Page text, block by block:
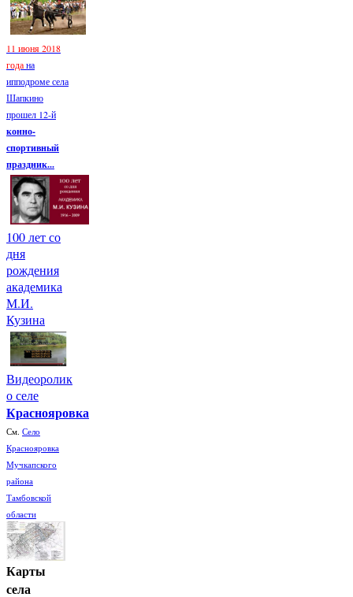
11 июня 2018
годана
ипподроме села
Шапкино
прошел 12-й
конно-
спортивный
праздник...
100 лет со
дня
рождения
академика
М.И.
Кузина
Видеоролик
о селе
Краснояровка
См. Село
Краснояровка
Мучкапского
района
Тамбовской
области
Карты
села